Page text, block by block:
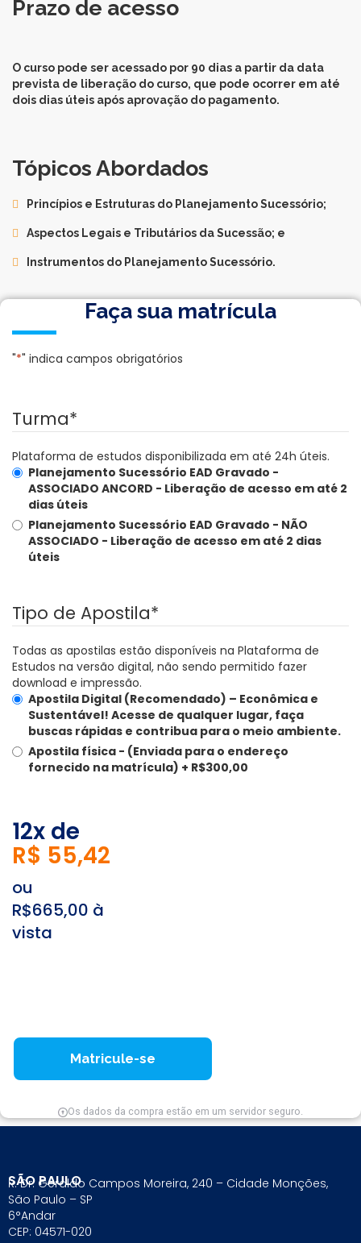
Prazo de acesso
O curso pode ser acessado por 90 dias a partir da data
prevista de liberação do curso, que pode ocorrer em até
dois dias úteis após aprovação do pagamento.
Tópicos Abordados
Princípios e Estruturas do Planejamento Sucessório;
Aspectos Legais e Tributários da Sucessão; e
Instrumentos do Planejamento Sucessório.
Faça sua matrícula
"*" indica campos obrigatórios
Turma*
Plataforma de estudos disponibilizada em até 24h úteis.
Planejamento Sucessório EAD Gravado -
ASSOCIADO ANCORD - Liberação de acesso em até 2
dias úteis
Planejamento Sucessório EAD Gravado - NÃO
ASSOCIADO - Liberação de acesso em até 2 dias
úteis
Tipo de Apostila*
Todas as apostilas estão disponíveis na Plataforma de
Estudos na versão digital, não sendo permitido fazer
download e impressão.
Apostila Digital (Recomendado) – Econômica e
Sustentável! Acesse de qualquer lugar, faça
buscas rápidas e contribua para o meio ambiente.
Apostila física - (Enviada para o endereço
fornecido na matrícula) + R$300,00
12x de
R$ 55,42
ou
R$665,00 à
vista
Matricule-se
Os dados da compra estão em um servidor seguro.
SÃO PAULO
R. Dr. Geraldo Campos Moreira, 240 – Cidade Monções,
São Paulo – SP
6°Andar
CEP: 04571-020